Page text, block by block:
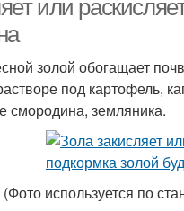
или
золой обогащает
под картофель,
смородина, земляника.
используется по